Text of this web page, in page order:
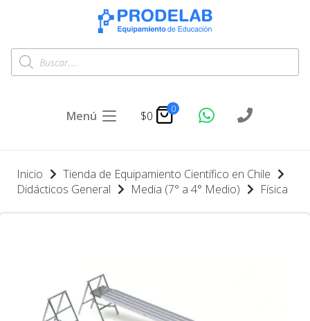
Búsqueda
de
productos
Menú $0 0
Inicio
Tienda de Equipamiento Científico en Chile
Didácticos General
Media (7° a 4° Medio) Física